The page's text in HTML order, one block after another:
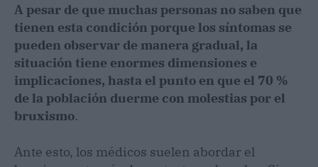
A pesar de que muchas personas no saben que
tienen esta condición porque los síntomas se
pueden observar de manera gradual, la
situación tiene enormes dimensiones e
implicaciones, hasta el punto en que el 70 %
de la población duerme con molestias por el
bruxismo.
Ante esto, los médicos suelen abordar el